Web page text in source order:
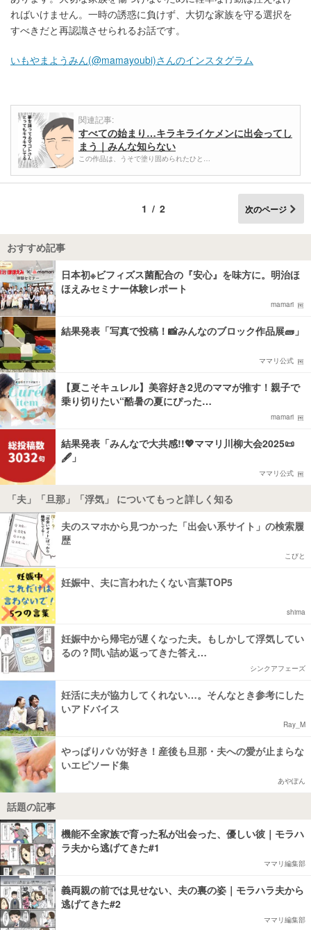
ればいけません。一時の誘惑に負けず、大切な家族を守る選択を
すべきだと再認識させられるお話です。
いもやまようみん(@mamayoubi)さんのインスタグラム
関連記事:
すべての始まり…キラキライケメンに出会ってし
まう｜みんな知らない
この作品は、うそで塗り固められたひと…
1/2 次のページ
おすすめ記事
日本初※ビフィズス菌配合の『安心』を味方に。明治ほ
ほえみセミナー体験レポート
mamari
結果発表「写真で投稿！📸みんなのブロック作品展🧱」
ママリ公式
【夏こそキュレル】美容好き2児のママが推す！親子で
乗り切りたい“酷暑の夏にぴった…
mamari
結果発表「みんなで大共感!!💖ママリ川柳大会2025📜
🖋️」
ママリ公式
「夫」「旦那」「浮気」 についてもっと詳しく知る
夫のスマホから見つかった「出会い系サイト」の検索履
歴
こびと
妊娠中、夫に言われたくない言葉TOP5
shima
妊娠中から帰宅が遅くなった夫。もしかして浮気してい
るの？問い詰め返ってきた答え…
シンクアフェーズ
妊活に夫が協力してくれない…。そんなとき参考にした
いアドバイス
Ray_M
やっぱりパパが好き！産後も旦那・夫への愛が止まらな
いエピソード集
あやぽん
話題の記事
機能不全家族で育った私が出会った、優しい彼｜モラハ
ラ夫から逃げてきた#1
ママリ編集部
義両親の前では見せない、夫の裏の姿｜モラハラ夫から
逃げてきた#2
ママリ編集部